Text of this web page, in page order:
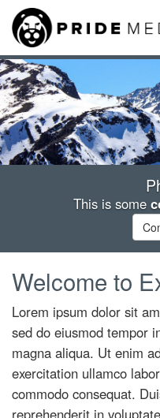
This is some
Welcome to
Lorem ipsum dolor sit
sed do eiusmod tempor
magna aliqua. Ut enim
exercitation ullamco
commodo consequat.